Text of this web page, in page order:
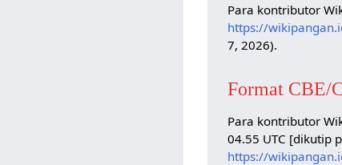
Para kontributor
https://
7, 2026).
Format CBE/
Para kontributor
04.55 UTC [dikutip
https://